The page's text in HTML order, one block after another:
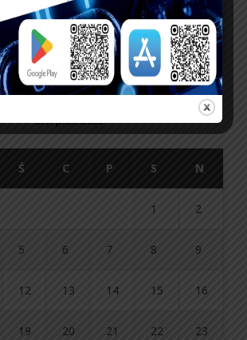
sierpień 2026
Ś C P S N
1 2
5 6 7 8 9
12 13 14 15 16
19 20 21 22 23